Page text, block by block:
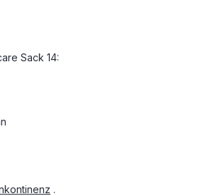
Sack 14:
.